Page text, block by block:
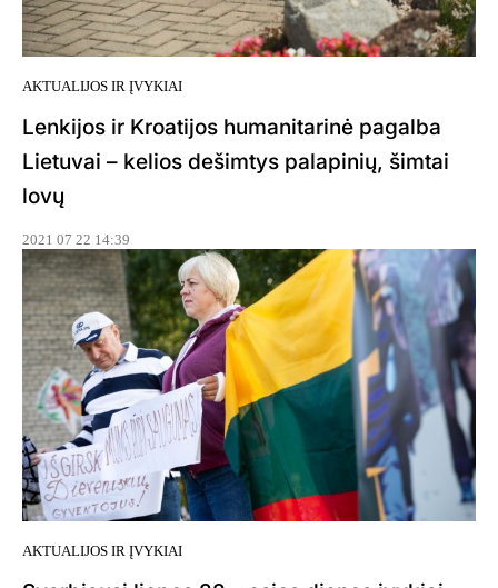
AKTUALIJOS IR ĮVYKIAI
Lenkijos ir Kroatijos humanitarinė pagalba
Lietuvai – kelios dešimtys palapinių, šimtai
lovų
2021 07 22 14:39
AKTUALIJOS IR ĮVYKIAI